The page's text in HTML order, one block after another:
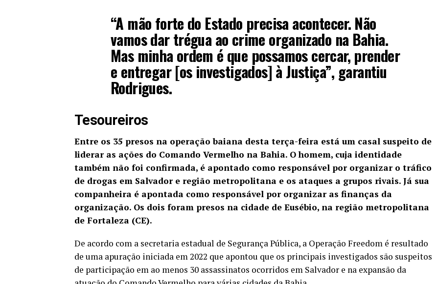
“A mão forte do Estado precisa acontecer. Não
vamos dar trégua ao crime organizado na Bahia.
Mas minha ordem é que possamos cercar, prender
e entregar [os investigados] à Justiça”, garantiu
Rodrigues.
Tesoureiros
Entre os 35 presos na operação baiana desta terça-feira está um casal suspeito de
liderar as ações do Comando Vermelho na Bahia. O homem, cuja identidade
também não foi confirmada, é apontado como responsável por organizar o tráfico
de drogas em Salvador e região metropolitana e os ataques a grupos rivais. Já sua
companheira é apontada como responsável por organizar as finanças da
organização. Os dois foram presos na cidade de Eusébio, na região metropolitana
de Fortaleza (CE).
De acordo com a secretaria estadual de Segurança Pública, a Operação Freedom é resultado
de uma apuração iniciada em 2022 que apontou que os principais investigados são suspeitos
de participação em ao menos 30 assassinatos ocorridos em Salvador e na expansão da